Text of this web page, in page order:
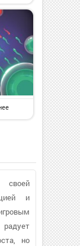
и
но